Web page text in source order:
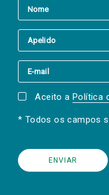
Aceito a Política
* Todos os campos